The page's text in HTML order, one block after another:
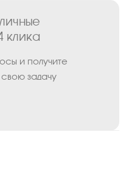
клика
и получите
задачу